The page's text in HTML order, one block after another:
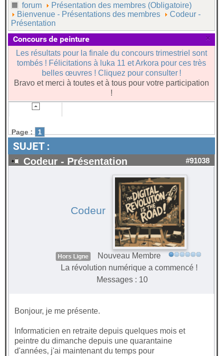
forum
Présentation des membres (Obligatoire)
Bienvenue - Présentations des membres
Codeur -
Présentation
×
Concours de peinture
Les résultats pour la finale du concours trimestriel sont
tombés ! Félicitations à luka 11 et Arkora pour ces très
belles œuvres ! Cliquez pour consulter !
Bravo et merci à toutes et à tous pour votre participation
!
Page : 1
SUJET :
Codeur - Présentation #91038
Codeur
Hors Ligne
Nouveau Membre
La révolution numérique a commencé !
Messages : 10
Bonjour, je me présente.
Informaticien en retraite depuis quelques mois et
peintre du dimanche depuis une quarantaine
d'années, j'ai maintenant du temps pour